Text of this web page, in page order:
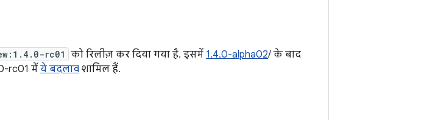
rc01 को रिलीज़ कर दिया गया है. इसमें 1.4.0-alpha02/ के बाद
rc01 में ये बदलाव शामिल हैं.